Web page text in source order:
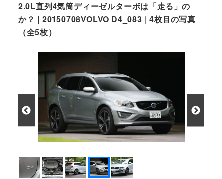
2.0L直列4気筒ディーゼルターボは「走る」の
か？ | 20150708VOLVO D4_083 | 4枚目の写真
（全5枚）